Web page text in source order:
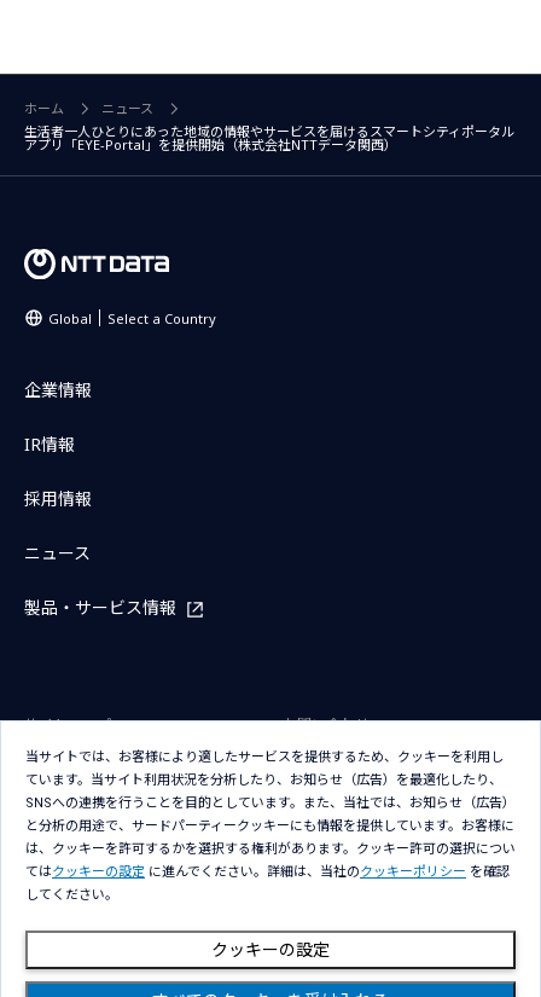
ホーム
ニュース
生活者一人ひとりにあった地域の情報やサービスを届けるスマートシティポータル
アプリ「EYE-Portal」を提供開始（株式会社NTTデータ関西）
Global Select a Country
企業情報
IR情報
採用情報
ニュース
製品・サービス情報
サイトマップ
お問い合わせ
サイトのご利用条件
プライバシーポリシー
アクセシビリティポリシー
クッキー（Cookie）ポリシー
クッキー（Cookie）プリファレン
ス
当サイトでは、お客様により適したサービスを提供するため、クッキーを利用し
ています。当サイト利用状況を分析したり、お知らせ（広告）を最適化したり、
SNSへの連携を行うことを目的としています。また、当社では、お知らせ（広告）
と分析の用途で、サードパーティークッキーにも情報を提供しています。お客様に
は、クッキーを許可するかを選択する権利があります。クッキー許可の選択につい
てはクッキーの設定 に進んでください。詳細は、当社のクッキーポリシー を確認
してください。
クッキーの設定